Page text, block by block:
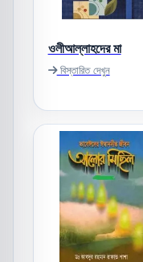
ওলীআল্লাহদের মা
বিস্তারিত দেখুন